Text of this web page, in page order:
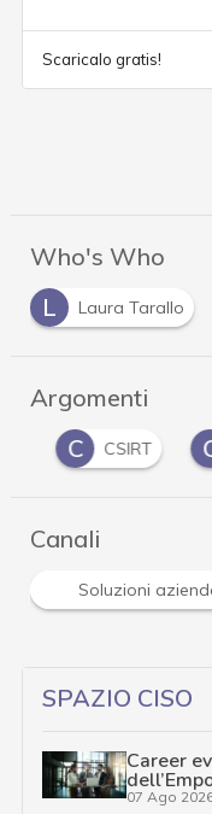
Scaricalo gratis!
Who's Who
L
Laura Tarallo
Argomenti
C
CSIRT C
Canali
Soluzioni
SPAZIO CISO
Career
07 Ago